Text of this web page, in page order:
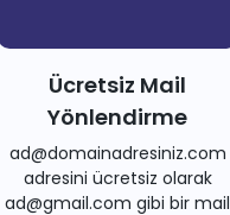
Ücretsiz Mail
Yönlendirme
ad@domainadresiniz.com
adresini ücretsiz olarak
ad@gmail.com gibi bir mail